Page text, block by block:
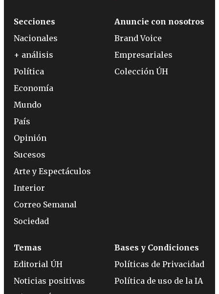
Secciones
Nacionales
+ análisis
Política
Economía
Mundo
País
Opinión
Sucesos
Arte y Espectáculos
Interior
Correo Semanal
Sociedad
Anuncie con nosotros
Brand Voice
Empresariales
Colección ÚH
Temas
Editorial ÚH
Noticias positivas
Bases y Condiciones
Políticas de Privacidad
Política de uso de la IA